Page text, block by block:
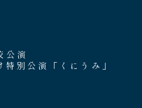
公演
特別公演「くにうみ」